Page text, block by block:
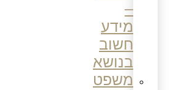
מידע
חשוב
בנושא
משפט